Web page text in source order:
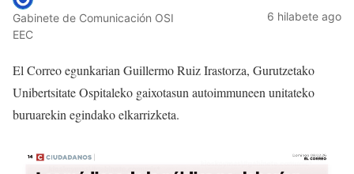
Gabinete de Comunicación OSI
EEC
6 hilabete ago
El Correo egunkarian Guillermo Ruiz Irastorza, Gurutzetako
Unibertsitate Ospitaleko gaixotasun autoimmuneen unitateko
buruarekin egindako elkarrizketa.